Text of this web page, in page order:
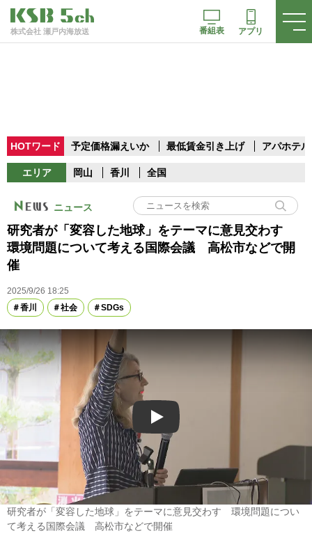
株式会社 瀬戸内海放送 番組表 アプリ
HOTワード 予定価格漏えいか 最低賃金引き上げ アパホテル
エリア 岡山 香川 全国
ニュース
研究者が「変容した地球」をテーマに意見交わす
環境問題について考える国際会議 高松市などで開
催
2025/9/26 18:25
香川
社会 SDGs
Play
研究者が「変容した地球」をテーマに意見交わす 環境問題につい
て考える国際会議 高松市などで開催